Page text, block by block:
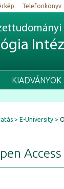
Telefonkönyv
KIADVÁNYOK
E-University